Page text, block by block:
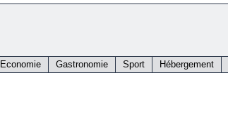
Economie Gastronomie Sport Hébergement